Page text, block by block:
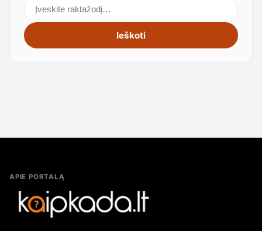
Ieškoti
APIE PORTALĄ